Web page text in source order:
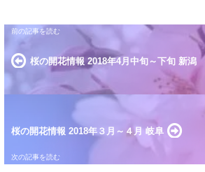
桜の開花情報 2018年4月中旬～下旬 新潟
桜の開花情報 2018年３月～４月 岐阜